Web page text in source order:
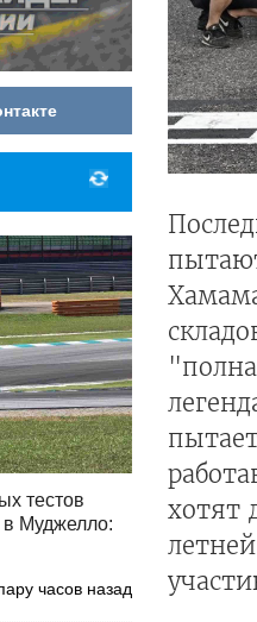
тестов
в Муджелло:
часов назад
хотят